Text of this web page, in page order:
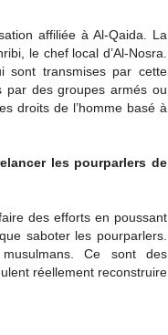
affiliée à Al-Qaida. La
le chef local d’Al-Nosra.
sont transmises par cette
par des groupes armés ou
droits de l’homme basé à
les pourparlers de
des efforts en poussant
saboter les pourparlers.
Ce sont des
réellement reconstruire